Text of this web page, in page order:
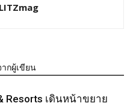
ากผู้เขียน
Resorts เดินหน้าขยาย